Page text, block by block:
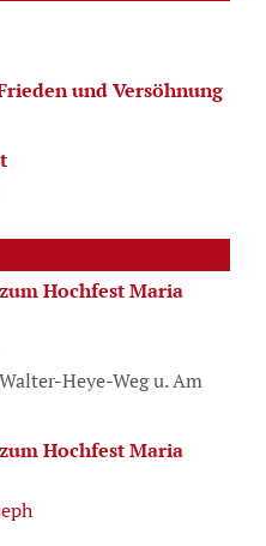
und Versöhnung
Hochfest Maria
Heye-Weg u. Am
Hochfest Maria